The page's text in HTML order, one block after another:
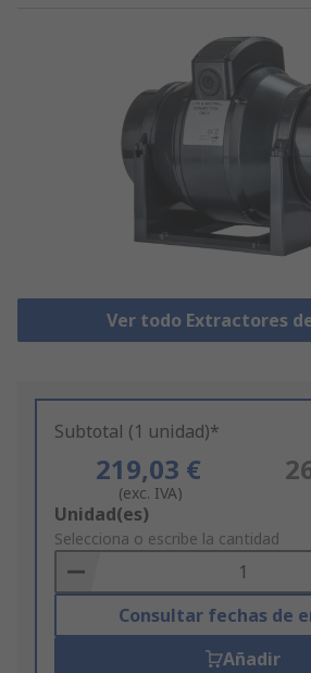
Ver todo Extractores
Subtotal (1 unidad)*
219,03 €
(exc. IVA)
Add
to
Basket
Unidad(es)
Selecciona o escribe la cantidad
Consultar fechas de
Añadir